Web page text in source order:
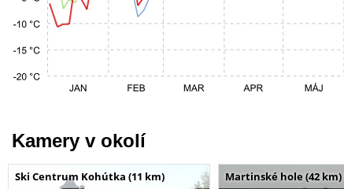
Kamery v okolí
Ski Centrum Kohútka (11 km) Martinské hole (42 km)